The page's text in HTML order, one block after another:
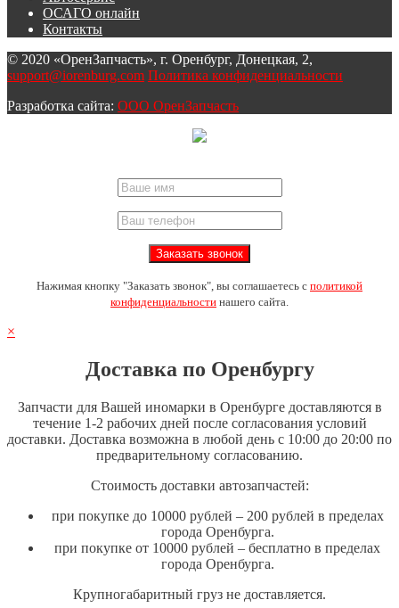
ОСАГО онлайн
Контакты
© 2020 «ОренЗапчасть», г. Оренбург, Донецкая, 2,
support@iorenburg.com Политика конфиденциальности
Разработка сайта: ООО ОренЗапчасть
Нажимая кнопку "Заказать звонок", вы соглашаетесь с политикой
конфиденциальности нашего сайта.
×
Доставка по Оренбургу
Запчасти для Вашей иномарки в Оренбурге доставляются в
течение 1-2 рабочих дней после согласования условий
доставки. Доставка возможна в любой день с 10:00 до 20:00 по
предварительному согласованию.
Стоимость доставки автозапчастей:
при покупке до 10000 рублей – 200 рублей в пределах
города Оренбурга.
при покупке от 10000 рублей – бесплатно в пределах
города Оренбурга.
Крупногабаритный груз не доставляется.